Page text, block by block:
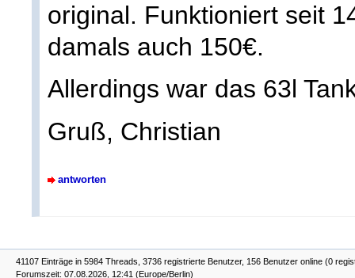
original. Funktioniert seit
damals auch 150€.
Allerdings war das 63l
Gruß, Christian
antworten
41107 Einträge in 5984 Threads, 3736 registrierte Benutzer, 156 Benutzer online (0
Forumszeit: 07.08.2026, 12:41 (Europe/Berlin)